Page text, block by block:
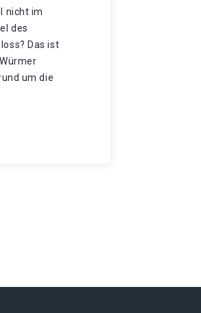
nicht im
des
Das ist
um die